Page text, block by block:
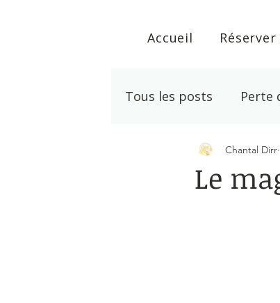
Accueil
Tous les posts Perte
Développement
Le
Chantal Dirr